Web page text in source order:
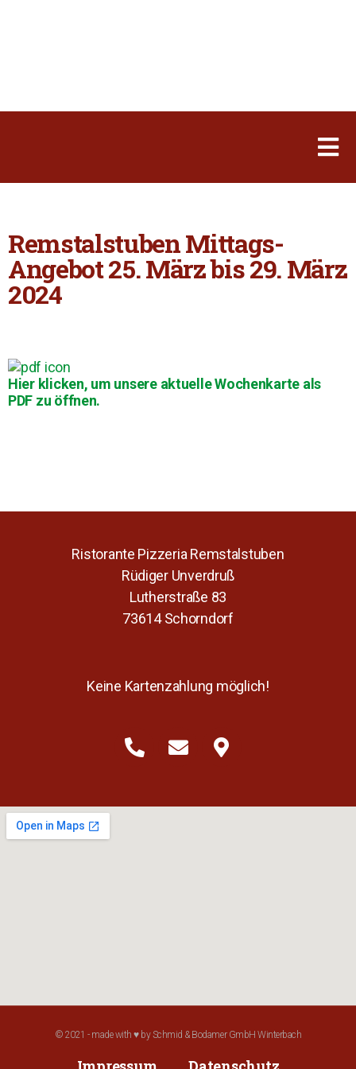
Remstalstuben Mittags-
Angebot 25. März bis 29. März
2024
Hier klicken, um unsere aktuelle Wochenkarte als
PDF zu öffnen.
Ristorante Pizzeria Remstalstuben
Rüdiger Unverdruß
Lutherstraße 83
73614 Schorndorf
Keine Kartenzahlung möglich!
© 2021 - made with ♥ by Schmid & Bodamer GmbH Winterbach